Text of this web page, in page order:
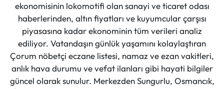
ekonomisinin lokomotifi olan sanayi ve ticaret odası
haberlerinden, altın fiyatları ve kuyumcular çarşısı
piyasasına kadar ekonominin tüm verileri analiz
ediliyor. Vatandaşın günlük yaşamını kolaylaştıran
Çorum nöbetçi eczane listesi, namaz ve ezan vakitleri,
anlık hava durumu ve vefat ilanları gibi hayati bilgiler
güncel olarak sunulur. Merkezden Sungurlu, Osmancık,